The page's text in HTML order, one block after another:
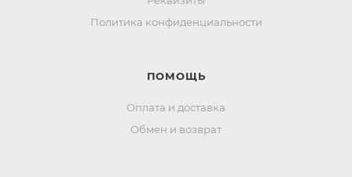
Политика конфиденциальности
ПОМОЩЬ
Оплата и доставка
Обмен и возврат